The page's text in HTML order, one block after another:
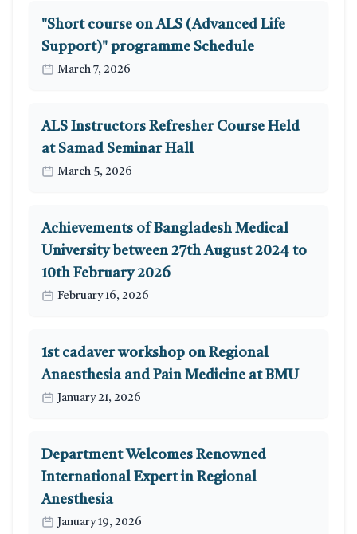
"Short course on ALS (Advanced Life
Support)" programme Schedule
March 7, 2026
ALS Instructors Refresher Course Held
at Samad Seminar Hall
March 5, 2026
Achievements of Bangladesh Medical
University between 27th August 2024 to
10th February 2026
February 16, 2026
1st cadaver workshop on Regional
Anaesthesia and Pain Medicine at BMU
January 21, 2026
Department Welcomes Renowned
International Expert in Regional
Anesthesia
January 19, 2026